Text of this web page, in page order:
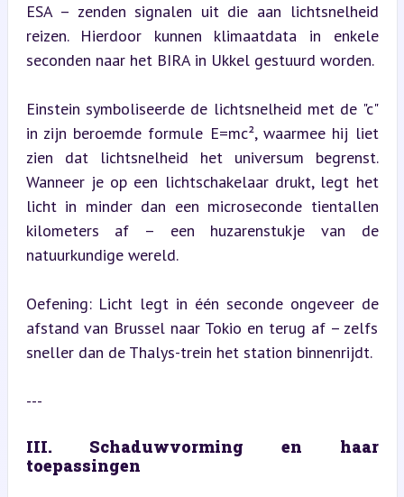
ESA – zenden signalen uit die aan lichtsnelheid
reizen. Hierdoor kunnen klimaatdata in enkele
seconden naar het BIRA in Ukkel gestuurd worden.
Einstein symboliseerde de lichtsnelheid met de "c"
in zijn beroemde formule E=mc², waarmee hij liet
zien dat lichtsnelheid het universum begrenst.
Wanneer je op een lichtschakelaar drukt, legt het
licht in minder dan een microseconde tientallen
kilometers af – een huzarenstukje van de
natuurkundige wereld.
Oefening: Licht legt in één seconde ongeveer de
afstand van Brussel naar Tokio en terug af – zelfs
sneller dan de Thalys-trein het station binnenrijdt.
---
III. Schaduwvorming en haar
toepassingen